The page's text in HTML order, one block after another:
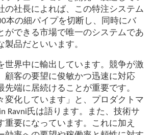
の社長によれば、この特注システム
本の細パイプを切断し、同時にバ
ができる市場で唯一のシステムであ
製品だといいます。
世界中に輸出しています。競争が激
顧客の要望に俊敏かつ迅速に対応
先端に居続けることが重要です。
変化しています」と、プロダクトマ
Ravni氏は語ります。また、技術サ
重要になっています。これに加え